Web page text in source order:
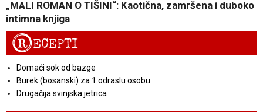
„MALI ROMAN O TIŠINI“: Kaotična, zamršena i duboko
intimna knjiga
RECEPTI
Domaći sok od bazge
Burek (bosanski) za 1 odraslu osobu
Drugačija svinjska jetrica